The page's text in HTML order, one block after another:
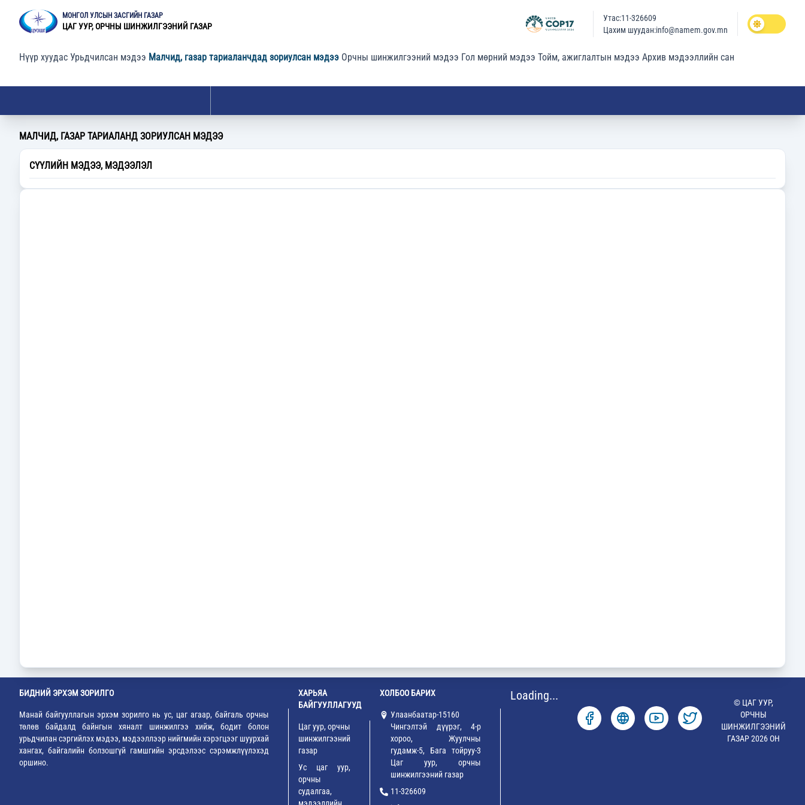
МОНГОЛ УЛСЫН ЗАСГИЙН ГАЗАР
ЦАГ УУР, ОРЧНЫ ШИНЖИЛГЭЭНИЙ ГАЗАР
Утас:11-326609
Цахим шуудан:info@namem.gov.mn
Нүүр хуудас Урьдчилсан мэдээ Малчид, газар тариаланчдад зориулсан мэдээ Орчны шинжилгээний мэдээ Гол мөрний мэдээ Тойм, ажиглалтын мэдээ Архив мэдээллийн сан
МАЛЧИД, ГАЗАР ТАРИАЛАНД ЗОРИУЛСАН МЭДЭЭ
СҮҮЛИЙН МЭДЭЭ, МЭДЭЭЛЭЛ
БИДНИЙ ЭРХЭМ ЗОРИЛГО
Манай байгууллагын эрхэм зорилго нь ус, цаг агаар, байгаль орчны
төлөв байдалд байнгын хяналт шинжилгээ хийж, бодит болон
урьдчилан сэргийлэх мэдээ, мэдээллээр нийгмийн хэрэгцээг шуурхай
хангах, байгалийн болзошгүй гамшгийн эрсдэлээс сэрэмжлүүлэхэд
оршино.
ХАРЬЯА
БАЙГУУЛЛАГУУД
Цаг уур, орчны
шинжилгээний
газар
Ус цаг уур,
орчны
судалгаа,
ХОЛБОО БАРИХ
Улаанбаатар-15160
Чингэлтэй дүүрэг, 4-р
хороо, Жуулчны
гудамж-5, Бага тойруу-3
Цаг уур, орчны
шинжилгээний газар
11-326609
Loading...
© ЦАГ УУР,
ОРЧНЫ
ШИНЖИЛГЭЭНИЙ
ГАЗАР 2026 ОН